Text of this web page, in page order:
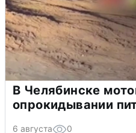
В Челябинске
опрокидывании
6 августа 0